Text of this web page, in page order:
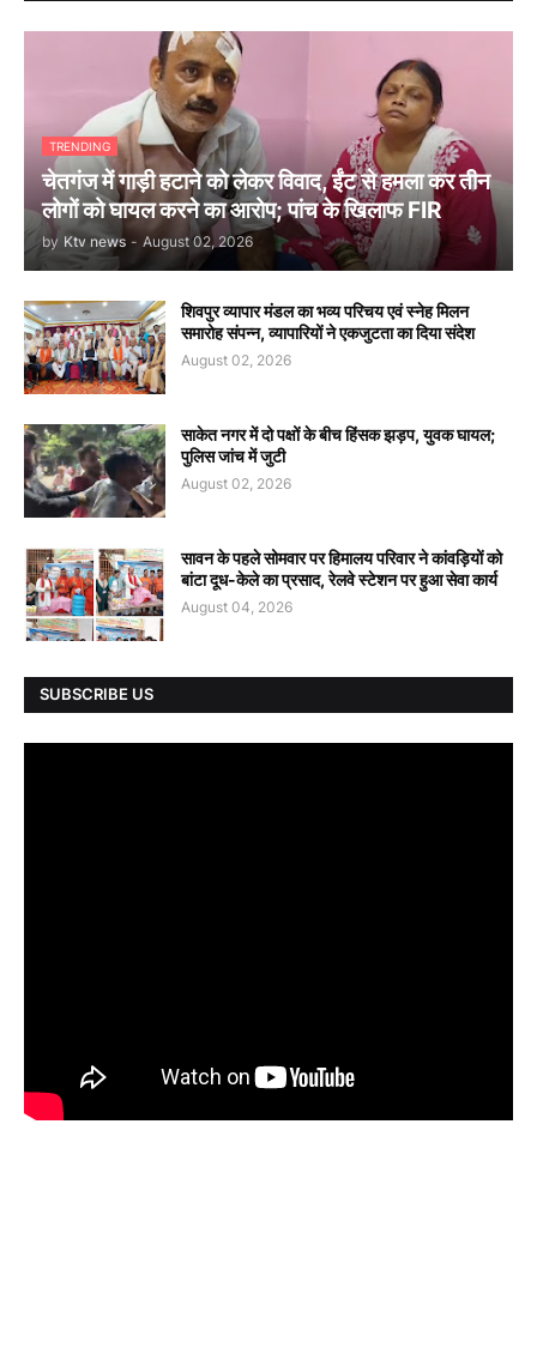
TRENDING
चेतगंज में गाड़ी हटाने को लेकर विवाद, ईंट से हमला कर तीन
लोगों को घायल करने का आरोप; पांच के खिलाफ FIR
by Ktv news - August 02, 2026
शिवपुर व्यापार मंडल का भव्य परिचय एवं स्नेह मिलन
समारोह संपन्न, व्यापारियों ने एकजुटता का दिया संदेश
August 02, 2026
साकेत नगर में दो पक्षों के बीच हिंसक झड़प, युवक घायल;
पुलिस जांच में जुटी
August 02, 2026
सावन के पहले सोमवार पर हिमालय परिवार ने कांवड़ियों को
बांटा दूध-केले का प्रसाद, रेलवे स्टेशन पर हुआ सेवा कार्य
August 04, 2026
SUBSCRIBE US